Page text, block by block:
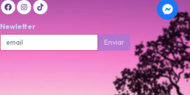
Newletter
Enviar